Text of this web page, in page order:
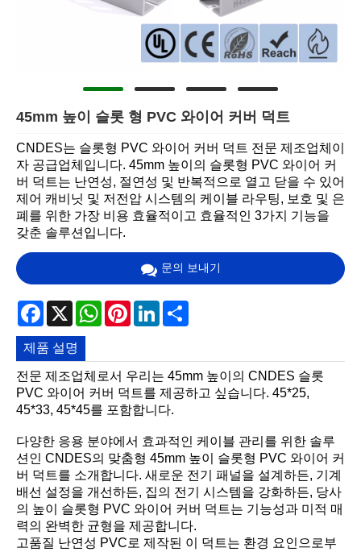
45mm 높이 슬롯 형 PVC 와이어 커버 덕트
CNDES는 슬롯형 PVC 와이어 커버 덕트 전문 제조업체이
자 공급업체입니다. 45mm 높이의 슬롯형 PVC 와이어 커
버 덕트는 난연성, 절연성 및 반복적으로 열고 닫을 수 있어
제어 캐비닛 및 저전압 시스템의 케이블 라우팅, 보호 및 은
폐를 위한 가장 비용 효율적이고 효율적인 3가지 기능을
갖춘 솔루션입니다.
문의 보내기
Facebook
X WhatsApp
PinterestLinkedIn
제품 설명
전문 제조업체로서 우리는 45mm 높이의 CNDES 슬롯
PVC 와이어 커버 덕트를 제공하고 싶습니다. 45*25,
45*33, 45*45를 포함합니다.
다양한 응용 분야에서 효과적인 케이블 관리를 위한 솔루
션인 CNDES의 맞춤형 45mm 높이 슬롯형 PVC 와이어 커
버 덕트를 소개합니다. 새로운 전기 패널을 설계하든, 기계
배선 설정을 개선하든, 집의 전기 시스템을 강화하든, 당사
의 높이 슬롯형 PVC 와이어 커버 덕트는 기능성과 미적 매
력의 완벽한 균형을 제공합니다.
고품질 난연성 PVC로 제작된 이 덕트는 환경 요인으로부